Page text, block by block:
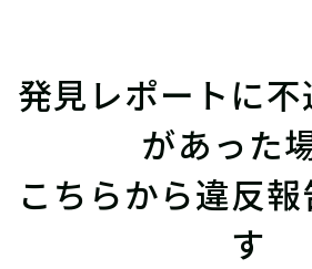
発見レポートに
があった
こちらから違反
す